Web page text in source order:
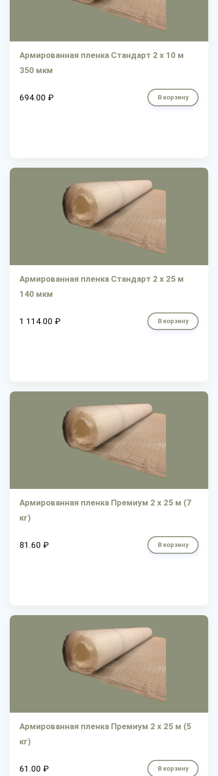
Армированная пленка Стандарт 2 х 10 м
350 мкм
694.00 ₽ В корзину
Армированная пленка Стандарт 2 х 25 м
140 мкм
1 114.00 ₽ В корзину
Армированная пленка Премиум 2 х 25 м (7
кг)
81.60 ₽ В корзину
Армированная пленка Премиум 2 х 25 м (5
кг)
61.00 ₽ В корзину